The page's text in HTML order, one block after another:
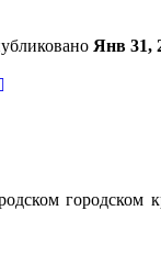
Янв 31,
городском